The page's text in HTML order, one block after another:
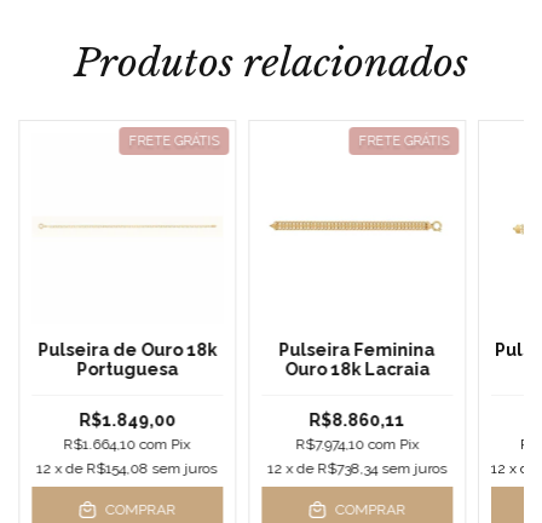
Produtos relacionados
FRETE GRÁTIS
Pulseira de Ouro 18k
Portuguesa
R$1.849,00
R$1.664,10com Pix
12 x de R$154,08 sem juros
COMPRAR
FRETE GRÁTIS
Pulseira Feminina
Ouro 18k Lacraia
R$8.860,11
R$7.974,10com Pix
12 x de R$738,34 sem juros
COMPRAR
12 x de